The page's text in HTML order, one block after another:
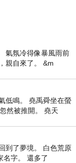
氣氛冷得像暴風雨前
親自來了。 &m
低鳴。 堯禹舜坐在螢
然被推開。 堯天
到了夢境。 白色荒原
名字。 還多了